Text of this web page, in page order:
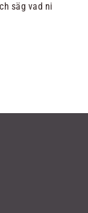
säg vad ni